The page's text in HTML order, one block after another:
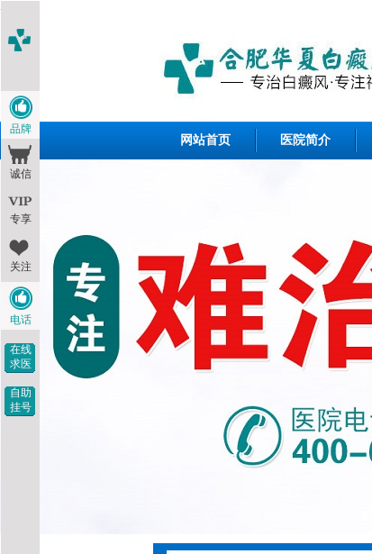
<1--
网站首页 医院简介
品牌
诚信
专享
关注
电话
在线
求医
自助
挂号